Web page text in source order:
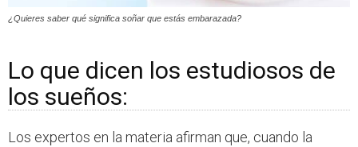
¿Quieres saber qué significa soñar que estás embarazada?
Lo que dicen los estudiosos de
los sueños:
Los expertos en la materia afirman que, cuando la